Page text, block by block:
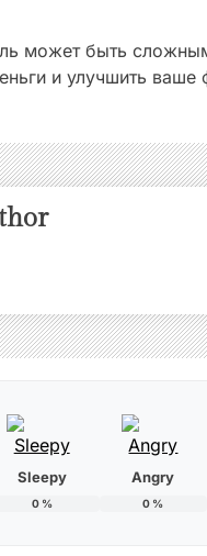
может быть
и улучшить ваше
Sleepy
0%
Angry
0 %